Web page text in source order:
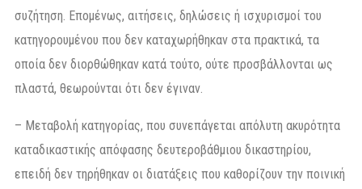
συζήτηση. Επομένως, αιτήσεις, δηλώσεις ή ισχυρισμοί του
κατηγορουμένου που δεν καταχωρήθηκαν στα πρακτικά, τα
οποία δεν διορθώθηκαν κατά τούτο, ούτε προσβάλλονται ως
πλαστά, θεωρούνται ότι δεν έγιναν.
– Μεταβολή κατηγορίας, που συνεπάγεται απόλυτη ακυρότητα
καταδικαστικής απόφασης δευτεροβάθμιου δικαστηρίου,
επειδή δεν τηρήθηκαν οι διατάξεις που καθορίζουν την ποινική